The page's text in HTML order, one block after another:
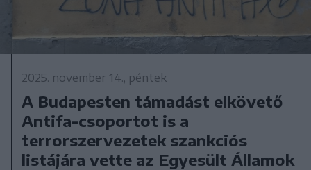
2025. november 14., péntek
A Budapesten támadást elkövető
Antifa-csoportot is a
terrorszervezetek szankciós
listájára vette az Egyesült Államok